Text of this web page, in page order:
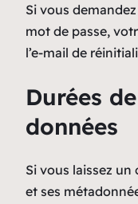
Si vous
mot de passe,
l’e-mail de
Durées
données
Si vous laissez
et ses